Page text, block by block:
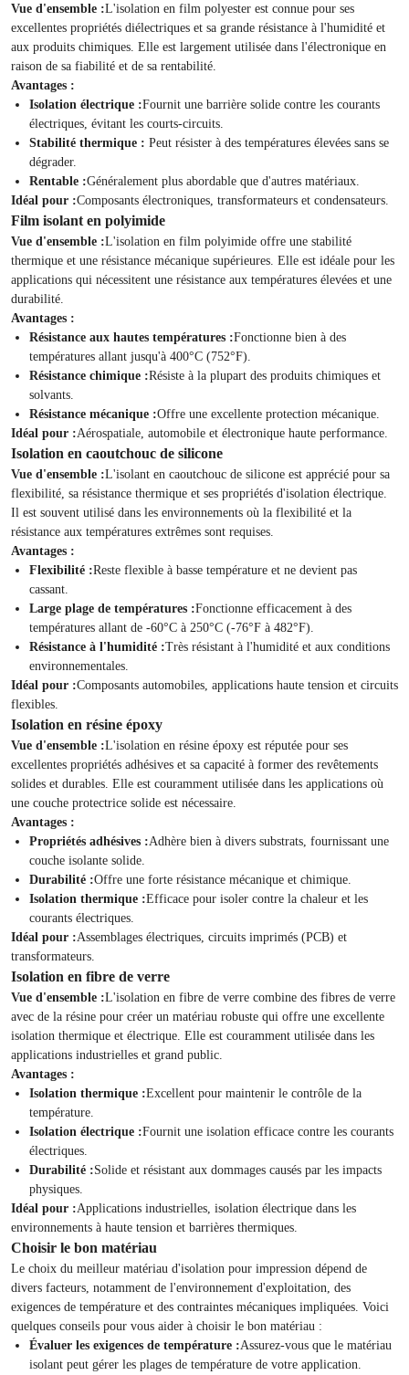
Vue d'ensemble :L'isolation en film polyester est connue pour ses
excellentes propriétés diélectriques et sa grande résistance à l'humidité et
aux produits chimiques. Elle est largement utilisée dans l'électronique en
raison de sa fiabilité et de sa rentabilité.
Avantages :
Isolation électrique :Fournit une barrière solide contre les courants
électriques, évitant les courts-circuits.
Stabilité thermique : Peut résister à des températures élevées sans se
dégrader.
Rentable :Généralement plus abordable que d'autres matériaux.
Idéal pour :Composants électroniques, transformateurs et condensateurs.
Film isolant en polyimide
Vue d'ensemble :L'isolation en film polyimide offre une stabilité
thermique et une résistance mécanique supérieures. Elle est idéale pour les
applications qui nécessitent une résistance aux températures élevées et une
durabilité.
Avantages :
Résistance aux hautes températures :Fonctionne bien à des
températures allant jusqu'à 400°C (752°F).
Résistance chimique :Résiste à la plupart des produits chimiques et
solvants.
Résistance mécanique :Offre une excellente protection mécanique.
Idéal pour :Aérospatiale, automobile et électronique haute performance.
Isolation en caoutchouc de silicone
Vue d'ensemble :L'isolant en caoutchouc de silicone est apprécié pour sa
flexibilité, sa résistance thermique et ses propriétés d'isolation électrique.
Il est souvent utilisé dans les environnements où la flexibilité et la
résistance aux températures extrêmes sont requises.
Avantages :
Flexibilité :Reste flexible à basse température et ne devient pas
cassant.
Large plage de températures :Fonctionne efficacement à des
températures allant de -60°C à 250°C (-76°F à 482°F).
Résistance à l'humidité :Très résistant à l'humidité et aux conditions
environnementales.
Idéal pour :Composants automobiles, applications haute tension et circuits
flexibles.
Isolation en résine époxy
Vue d'ensemble :L'isolation en résine époxy est réputée pour ses
excellentes propriétés adhésives et sa capacité à former des revêtements
solides et durables. Elle est couramment utilisée dans les applications où
une couche protectrice solide est nécessaire.
Avantages :
Propriétés adhésives :Adhère bien à divers substrats, fournissant une
couche isolante solide.
Durabilité :Offre une forte résistance mécanique et chimique.
Isolation thermique :Efficace pour isoler contre la chaleur et les
courants électriques.
Idéal pour :Assemblages électriques, circuits imprimés (PCB) et
transformateurs.
Isolation en fibre de verre
Vue d'ensemble :L'isolation en fibre de verre combine des fibres de verre
avec de la résine pour créer un matériau robuste qui offre une excellente
isolation thermique et électrique. Elle est couramment utilisée dans les
applications industrielles et grand public.
Avantages :
Isolation thermique :Excellent pour maintenir le contrôle de la
température.
Isolation électrique :Fournit une isolation efficace contre les courants
électriques.
Durabilité :Solide et résistant aux dommages causés par les impacts
physiques.
Idéal pour :Applications industrielles, isolation électrique dans les
environnements à haute tension et barrières thermiques.
Choisir le bon matériau
Le choix du meilleur matériau d'isolation pour impression dépend de
divers facteurs, notamment de l'environnement d'exploitation, des
exigences de température et des contraintes mécaniques impliquées. Voici
quelques conseils pour vous aider à choisir le bon matériau :
Évaluer les exigences de température :Assurez-vous que le matériau
isolant peut gérer les plages de température de votre application.